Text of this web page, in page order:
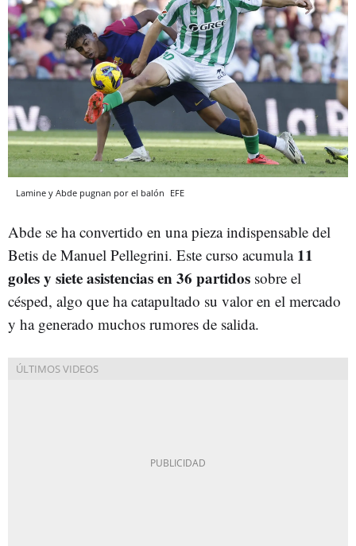
Lamine y Abde pugnan por el balón EFE
Abde se ha convertido en una pieza indispensable del
Betis de Manuel Pellegrini. Este curso acumula11
goles y siete asistencias en 36 partidos sobre el
césped, algo que ha catapultado su valor en el mercado
y ha generado muchos rumores de salida.